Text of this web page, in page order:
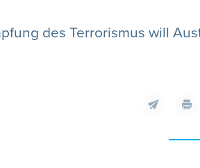
des Terrorismus will